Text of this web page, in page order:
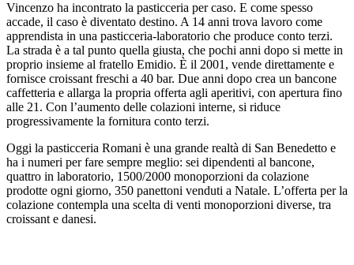
Vincenzo ha incontrato la pasticceria per caso. E come spesso
accade, il caso è diventato destino. A 14 anni trova lavoro come
apprendista in una pasticceria-laboratorio che produce conto terzi.
La strada è a tal punto quella giusta, che pochi anni dopo si mette in
proprio insieme al fratello Emidio. È il 2001, vende direttamente e
fornisce croissant freschi a 40 bar. Due anni dopo crea un bancone
caffetteria e allarga la propria offerta agli aperitivi, con apertura fino
alle 21. Con l’aumento delle colazioni interne, si riduce
progressivamente la fornitura conto terzi.
Oggi la pasticceria Romani è una grande realtà di San Benedetto e
ha i numeri per fare sempre meglio: sei dipendenti al bancone,
quattro in laboratorio, 1500/2000 monoporzioni da colazione
prodotte ogni giorno, 350 panettoni venduti a Natale. L’offerta per la
colazione contempla una scelta di venti monoporzioni diverse, tra
croissant e danesi.